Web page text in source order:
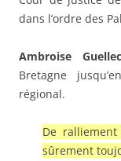
dans l’ordre des
Ambroise Guellec
Bretagne
régional.
De
sûrement